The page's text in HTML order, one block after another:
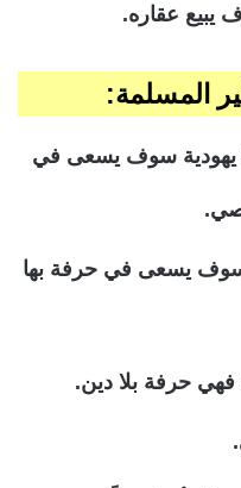
عقاره.
المسلمة:
يهودية سوف يسعى في
سوف يسعى في حرفة بها
حرفة بلا دين.